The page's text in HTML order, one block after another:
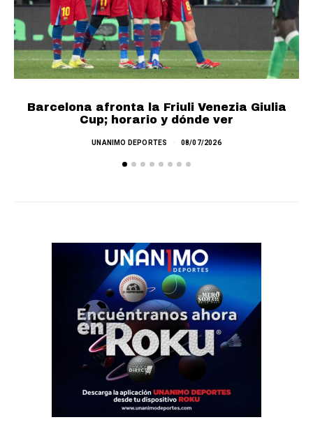
Barcelona afronta la Friuli Venezia Giulia
Cup; horario y dónde ver
UNANIMO DEPORTES 08/07/2026